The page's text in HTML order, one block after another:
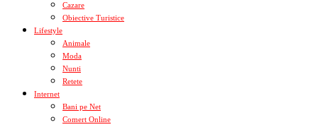
Cazare
Obiective Turistice
Lifestyle
Animale
Moda
Nunti
Retete
Internet
Bani pe Net
Comert Online